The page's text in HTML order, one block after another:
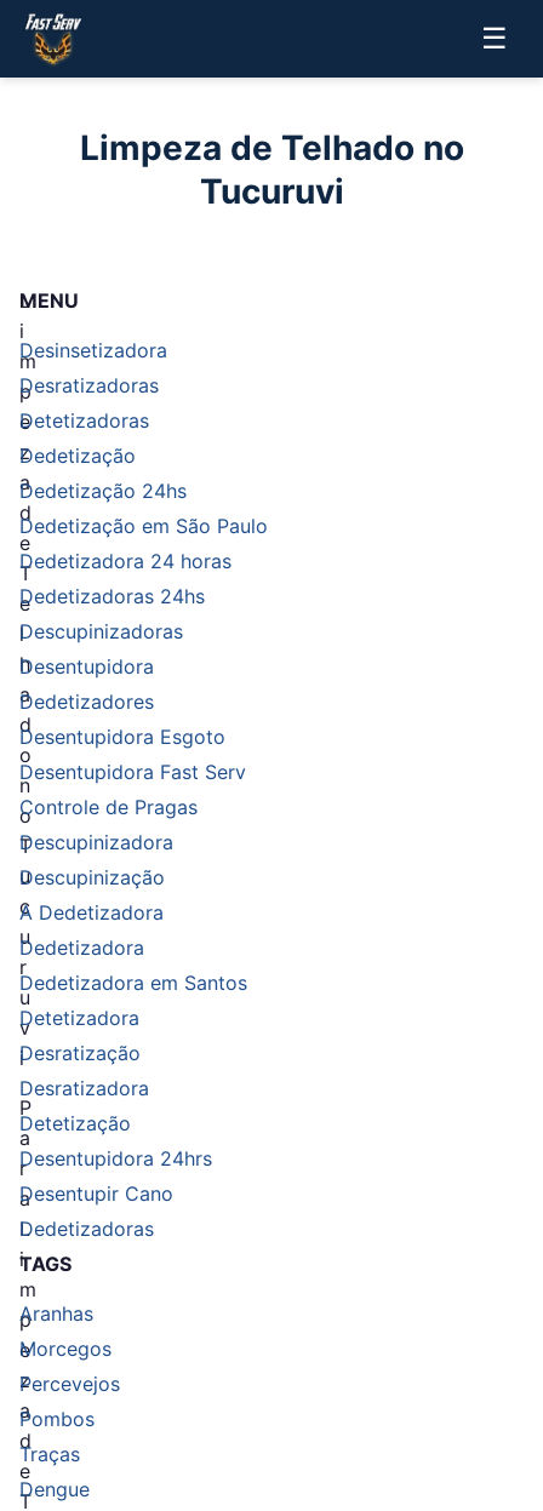
☰
Limpeza de Telhado no
Tucuruvi
L
i
m
p
e
z
a
d
e
T
e
l
h
a
d
o
n
o
T
u
c
u
r
u
v
i
P
a
r
a
L
i
m
p
e
z
a
d
e
T
MENU
Desinsetizadora
Desratizadoras
Detetizadoras
Dedetização
Dedetização 24hs
Dedetização em São Paulo
Dedetizadora 24 horas
Dedetizadoras 24hs
Descupinizadoras
Desentupidora
Dedetizadores
Desentupidora Esgoto
Desentupidora Fast Serv
Controle de Pragas
Descupinizadora
Descupinização
A Dedetizadora
Dedetizadora
Dedetizadora em Santos
Detetizadora
Desratização
Desratizadora
Detetização
Desentupidora 24hrs
Desentupir Cano
Dedetizadoras
TAGS
Aranhas
Morcegos
Percevejos
Pombos
Traças
Dengue